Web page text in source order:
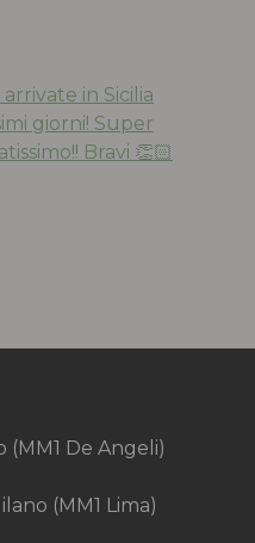
in Sicilia
giorni! Super
Bravi 👏🏻
(MM1 De Angeli)
(MM1 Lima)